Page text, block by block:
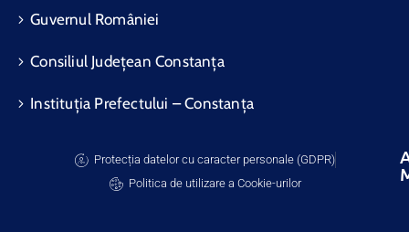
Guvernul României
Consiliul Județean Constanța
Instituția Prefectului – Constanța
Protecția datelor cu caracter personale (GDPR)
Politica de utilizare a Cookie-urilor